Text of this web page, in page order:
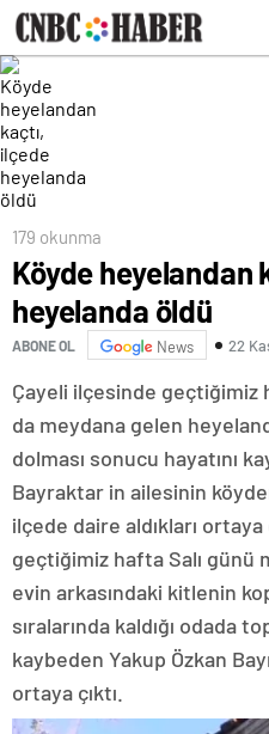
179 okunma
Köyde heyelandan
heyelanda öldü
ABONE OL News 22
Çayeli ilçesinde geçtiğimiz
da meydana gelen
dolması sonucu hayatını
Bayraktar in ailesinin
ilçede daire aldıkları
geçtiğimiz hafta Salı günü
evin arkasındaki kitlenin
sıralarında kaldığı odada
kaybeden Yakup Özkan
ortaya çıktı.